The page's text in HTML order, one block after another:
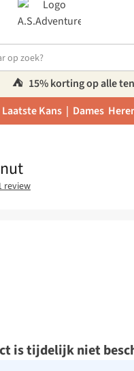
⛺️ 15% korting op alle
Laatste Kans | Dames
review
is tijdelijk niet